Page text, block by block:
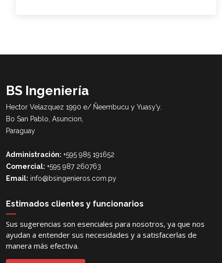
BS Ingeniería
Hector Velazquez 1990 e/ Ñeembucu y Yuasy’y.
Bo San Pablo, Asuncion,
Paraguay
Administración: +595 985 191652
Comercial: +595 987 260763
Email: info@bsingenieros.com.py
Estimados clientes y funcionarios
Sus sugerencias son esenciales para nosotros, ya que nos
ayudan a entender sus necesidades y a satisfacerlas de
manera más efectiva.